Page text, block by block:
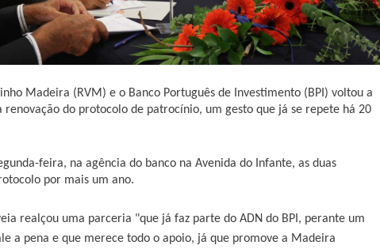
Madeira (RVM) e o Banco Português de Investimento (BPI) voltou a
renovação do protocolo de patrocínio, um gesto que já se repete há 20
feira, na agência do banco na Avenida do Infante, as duas
por mais um ano.
realçou uma parceria "que já faz parte do ADN do BPI, perante um
a pena e que merece todo o apoio, já que promove a Madeira